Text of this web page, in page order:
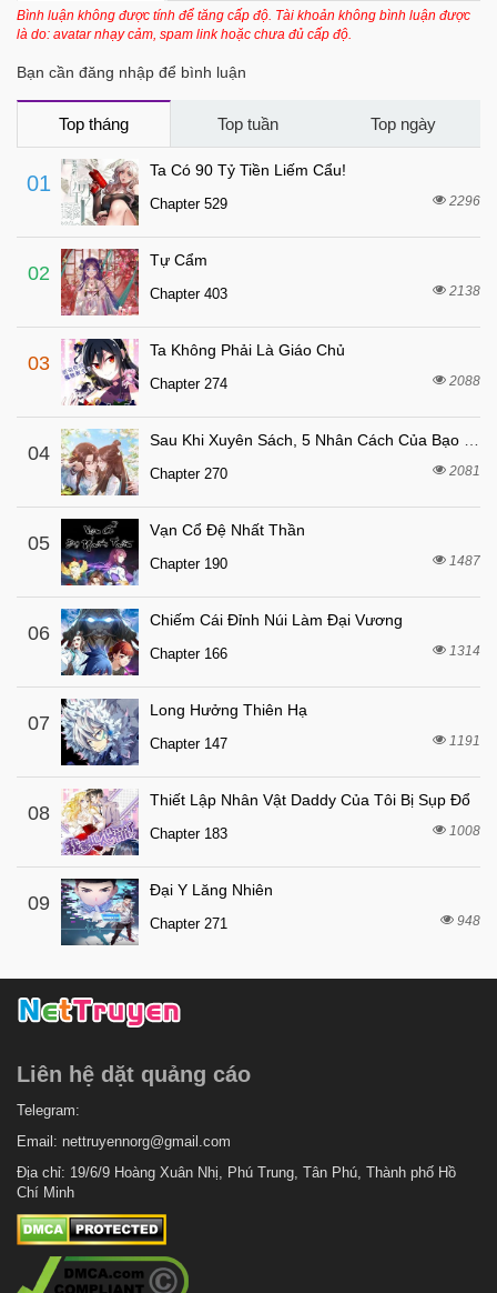
Chapter 13 8 tháng trước
8 tháng trước
Chapter 10 8 tháng trước
Chapter 9
Chapter 8
Chapter 7
Chapter 6
Chapter 5
Chapter 4
Chapter 3
Chapter 2 8 tháng trước
Chapter 1 8 tháng trước
Bình luận không được tính để tăng cấp độ. Tài khoản không bình luận được
là do: avatar nhạy cảm, spam link hoặc chưa đủ cấp độ.
Bạn cần đăng nhập để bình luận
Top tháng Top tuần Top ngày
01
Ta Có 90 Tỷ Tiền Liếm Cẩu!
Chapter 529 2296
02
Tự Cẩm
Chapter 403 2138
03
Ta Không Phải Là Giáo Chủ
Chapter 274 2088
04
Sau Khi Xuyên Sách, 5 Nhân Cách Của Bạo Quân Đều Yêu Ta
Chapter 270 2081
05
Vạn Cổ Đệ Nhất Thần
Chapter 190 1487
06
Chiếm Cái Đỉnh Núi Làm Đại Vương
Chapter 166 1314
07
Long Hưởng Thiên Hạ
Chapter 147 1191
08
Thiết Lập Nhân Vật Daddy Của Tôi Bị Sụp Đổ
Chapter 183 1008
09
Đại Y Lăng Nhiên
Chapter 271 948
Liên hệ dặt quảng cáo
Telegram:
Email: nettruyennorg@gmail.com
Địa chỉ: 19/6/9 Hoàng Xuân Nhị, Phú Trung, Tân Phú, Thành phố Hồ
Chí Minh